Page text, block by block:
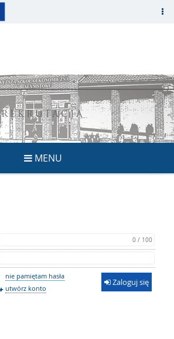
REKRUTACJA
MENU
0 / 100
nie pamiętam hasła
utwórz konto
Zaloguj się